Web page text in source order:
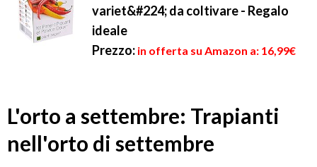
variet&#224; da coltivare - Regalo
ideale
Prezzo: in offerta su Amazon a: 16,99€
L'orto a settembre: Trapianti
nell'orto di settembre